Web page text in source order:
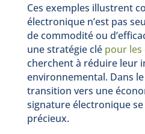
Ces exemples illustrent
électronique n’est pas
de commodité ou
une stratégie clé pour
cherchent à réduire leur
environnemental. Dans
transition vers une
signature électronique
précieux.